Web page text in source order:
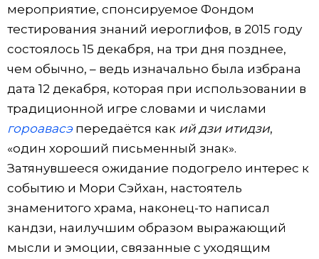
Жизнь
Технологии
Токио
От редакции
мероприятие, спонсируемое Фондом
тестирования знаний иероглифов, в 2015 году
состоялось 15 декабря, на три дня позднее,
чем обычно, – ведь изначально была избрана
дата 12 декабря, которая при использовании в
традиционной игре словами и числами
гороавасэпередаётся как ий дзи итидзи,
«один хороший письменный знак».
Затянувшееся ожидание подогрело интерес к
событию и Мори Сэйхан, настоятель
знаменитого храма, наконец-то написал
кандзи, наилучшим образом выражающий
мысли и эмоции, связанные с уходящим